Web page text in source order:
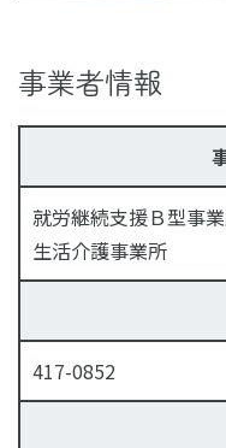
事業者情報
就労継続支援Ｂ型事
生活介護事業所
417-0852